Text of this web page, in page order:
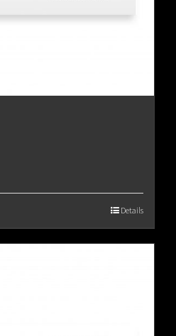
Details